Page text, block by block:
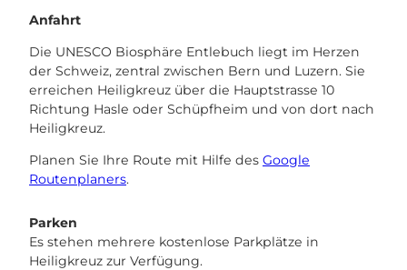
Anfahrt
Die UNESCO Biosphäre Entlebuch liegt im Herzen
der Schweiz, zentral zwischen Bern und Luzern. Sie
erreichen Heiligkreuz über die Hauptstrasse 10
Richtung Hasle oder Schüpfheim und von dort nach
Heiligkreuz.
Planen Sie Ihre Route mit Hilfe des Google
Routenplaners.
Parken
Es stehen mehrere kostenlose Parkplätze in
Heiligkreuz zur Verfügung.